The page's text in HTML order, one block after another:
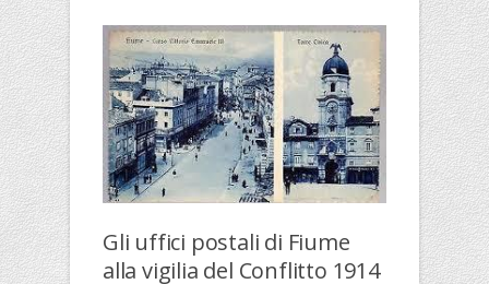
Gli uffici postali di Fiume
alla vigilia del Conflitto 1914